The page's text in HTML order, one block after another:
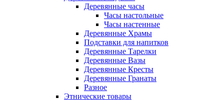
Деревянные часы
Часы настольные
Часы настенные
Деревянные Храмы
Подставки для напитков
Деревянные Тарелки
Деревянные Вазы
Деревянные Кресты
Деревянные Гранаты
Разное
Этнические товары